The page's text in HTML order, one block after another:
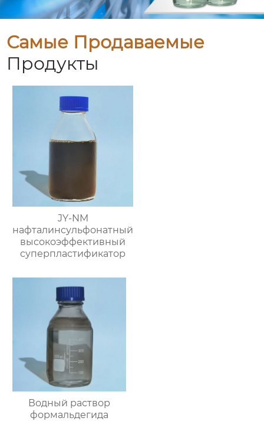
Самые Продаваемые
Продукты
JY-NM
нафталинсульфонатный
высокоэффективный
суперпластификатор
Водный раствор
формальдегида